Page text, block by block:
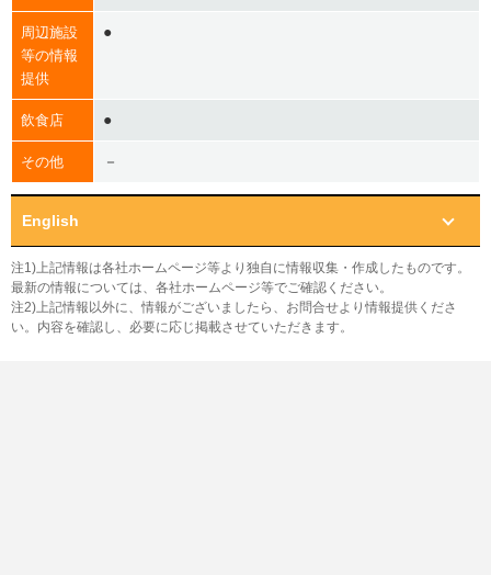
周辺施設
等の情報
提供
●
飲食店 ●
その他 －
English
注1)上記情報は各社ホームページ等より独自に情報収集・作成したものです。
最新の情報については、各社ホームページ等でご確認ください。
注2)上記情報以外に、情報がございましたら、お問合せより情報提供くださ
い。内容を確認し、必要に応じ掲載させていただきます。